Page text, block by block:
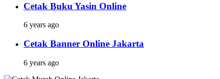
Cetak Buku Yasin Online
6 years ago
Cetak Banner Online Jakarta
6 years ago